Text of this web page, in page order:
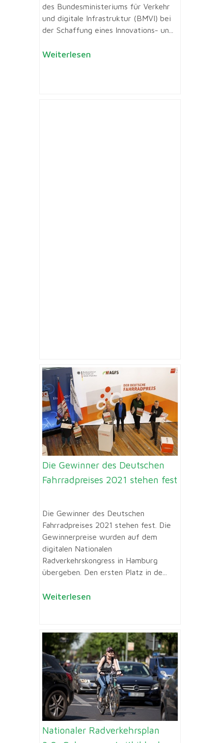
des Bundesministeriums für Verkehr
und digitale Infrastruktur (BMVI) bei
der Schaffung eines Innovations- un...
Weiterlesen
Die Gewinner des Deutschen
Fahrradpreises 2021 stehen fest
Die Gewinner des Deutschen
Fahrradpreises 2021 stehen fest. Die
Gewinnerpreise wurden auf dem
digitalen Nationalen
Radverkehrskongress in Hamburg
übergeben. Den ersten Platz in de...
Weiterlesen
Nationaler Radverkehrsplan